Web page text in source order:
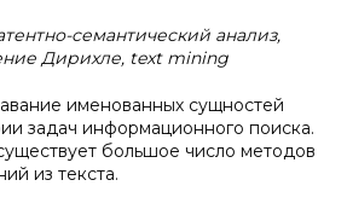
семантический анализ,
Дирихле, text mining
именованных сущностей
задач информационного поиска.
большое число методов
из текста.